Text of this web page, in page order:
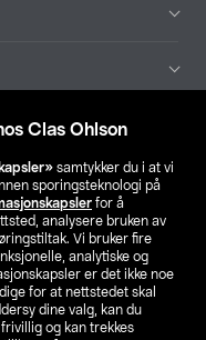
Clas Ohlson
samtykker du i at vi
sporingsteknologi på
for å
analysere bruken av
Vi bruker fire
analytiske og
er det ikke noe
for at nettstedet skal
dine valg, kan du
og kan trekkes